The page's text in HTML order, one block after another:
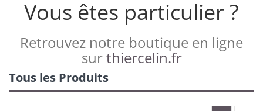
Vous êtes particulier ?
Retrouvez notre boutique en ligne
surthiercelin.fr
Tous les Produits